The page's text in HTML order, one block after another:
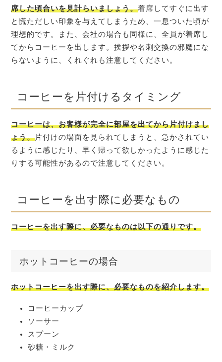
席した頃合いを見計らいましょう。着席してすぐに出す
と慌ただしい印象を与えてしまうため、一息ついた頃が
理想的です。また、会社の場合も同様に、全員が着席し
てからコーヒーを出します。挨拶や名刺交換の邪魔にな
らないように、くれぐれも注意してください。
コーヒーを片付けるタイミング
コーヒーは、お客様が完全に部屋を出てから片付けまし
ょう。片付けの場面を見られてしまうと、急かされてい
るように感じたり、早く帰って欲しかったように感じた
りする可能性があるので注意してください。
コーヒーを出す際に必要なもの
コーヒーを出す際に、必要なものは以下の通りです。
ホットコーヒーの場合
ホットコーヒーを出す際に、必要なものを紹介します。
コーヒーカップ
ソーサー
スプーン
砂糖・ミルク